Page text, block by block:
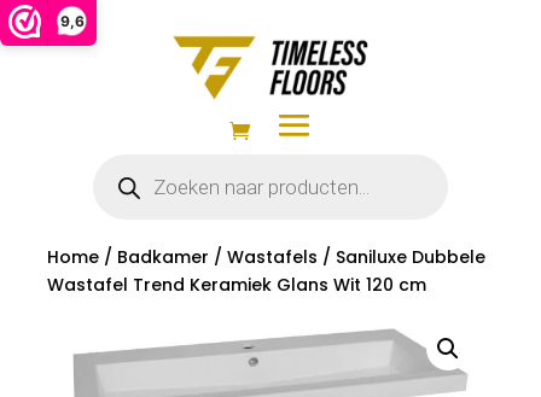
9,6
zoeken
Home/ Badkamer / Wastafels / Saniluxe Dubbele
Wastafel Trend Keramiek Glans Wit 120 cm